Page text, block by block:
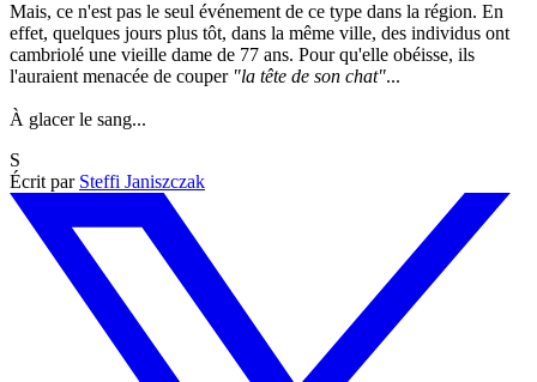
Mais, ce n'est pas le seul événement de ce type dans la région. En
effet, quelques jours plus tôt, dans la même ville, des individus ont
cambriolé une vieille dame de 77 ans. Pour qu'elle obéisse, ils
l'auraient menacée de couper "la tête de son chat"...
À glacer le sang...
S
Écrit par Steffi Janiszczak